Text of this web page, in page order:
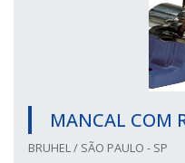
MANCAL COM
BRUHEL / SÃO PAULO - SP